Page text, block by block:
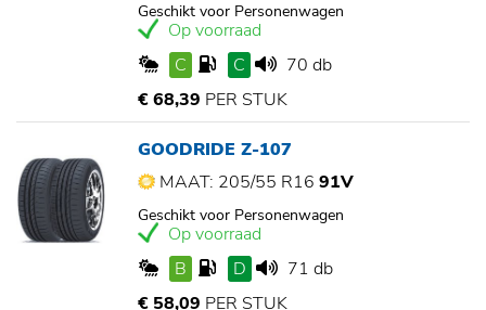
Geschikt voor Personenwagen
Op voorraad
C
C
70 db
€ 68,39 PER STUK
GOODRIDE Z-107
MAAT: 205/55 R16 91V
Geschikt voor Personenwagen
Op voorraad
B
D
71 db
€ 58,09 PER STUK